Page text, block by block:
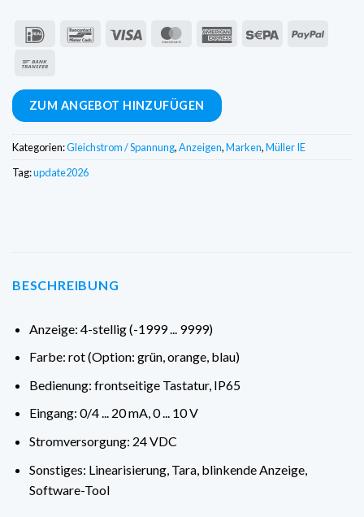
IDeal BancontactVisum MasterCardAmerican Sepa
PayPal
ZUM ANGEBOT HINZUFÜGEN
Kategorien:Gleichstrom / Spannung,Anzeigen,Marken,Müller IE
Tag:update2026
BESCHREIBUNG
Anzeige: 4-stellig (-1999 ... 9999)
Farbe: rot (Option: grün, orange, blau)
Bedienung: frontseitige Tastatur, IP65
Eingang: 0/4 ... 20 mA, 0 ... 10 V
Stromversorgung: 24 VDC
Sonstiges: Linearisierung, Tara, blinkende Anzeige,
Software-Tool